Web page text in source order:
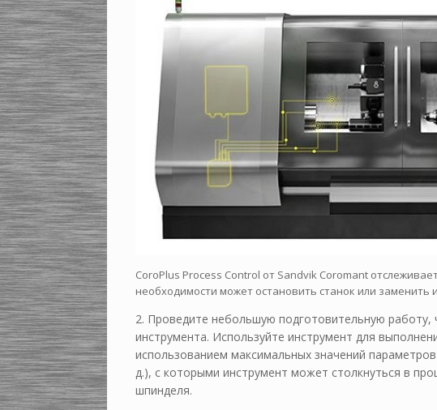
CoroPlus Process Control от Sandvik Coromant
необходимости может остановить станок или
2. Проведите небольшую подготовительную
инструмента. Используйте инструмент для
использованием максимальных значений
д.), с которыми инструмент может столкнуться в
шпинделя.